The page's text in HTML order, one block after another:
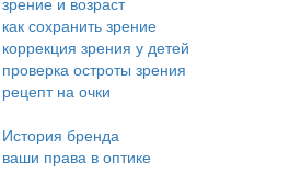
как сохранить зрение
коррекция зрения у детей
проверка остроты зрения
рецепт на очки
История бренда
ваши права в оптике